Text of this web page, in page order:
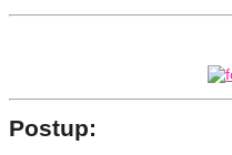
Postup: